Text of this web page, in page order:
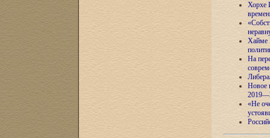
Хорхе
Хайме
На
Новое
«Не